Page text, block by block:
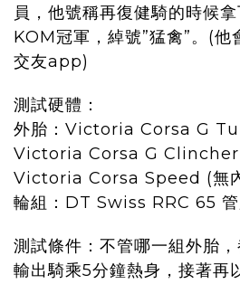
員，他號稱再復健騎的時候
KOM冠軍，綽號”猛禽”。(他
交友app)
測試硬體：
外胎：Victoria Corsa G
Victoria Corsa G Clincher
Victoria Corsa Speed (無內
輪組：DT Swiss RRC 65 管
測試條件：不管哪一組外胎
輸出騎乘5分鐘熱身，接著